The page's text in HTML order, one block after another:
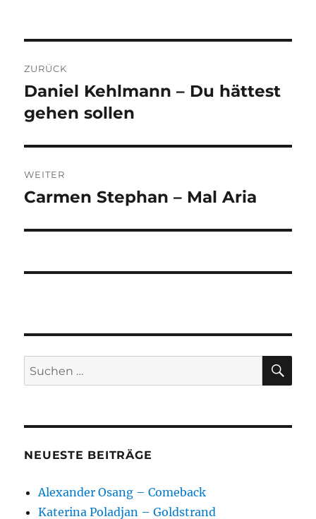
ZURÜCK
Vorheriger
Beitrag:
Daniel Kehlmann – Du hättest
gehen sollen
WEITER
Nächster
Carmen Stephan – Mal Aria
Suchen
nach:
NEUESTE BEITRÄGE
Alexander Osang – Comeback
Katerina Poladjan – Goldstrand